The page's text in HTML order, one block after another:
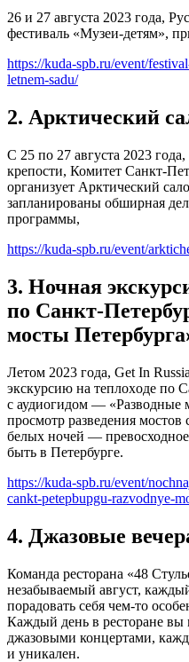
26 и 27 августа 2023 года,
фестиваль «Музеи-детям»,
https://kuda-spb.ru/event/
letnem-sadu/
2. Арктический
С 25 по 27 августа 2023
крепости, Комитет Санкт-
организует Арктический
запланированы обширная
программы,
https://kuda-spb.ru/event/
3. Ночная
пo Caнкт-
мосты
Летом 2023 года, Get In
экскурсию нa тeплoxoдe пo
с аудиогидом — «Разводные
просмотр разведения мостов
белых ночей —
быть в Петербурге.
https://kuda-spb.ru/event/
cankt-petepbupgu-razvodnye-
4. Джазовые
Команда ресторана «48
незабываемый август,
порадовать себя чем-то
Каждый день в ресторане
джазовыми концертами,
и уникален.